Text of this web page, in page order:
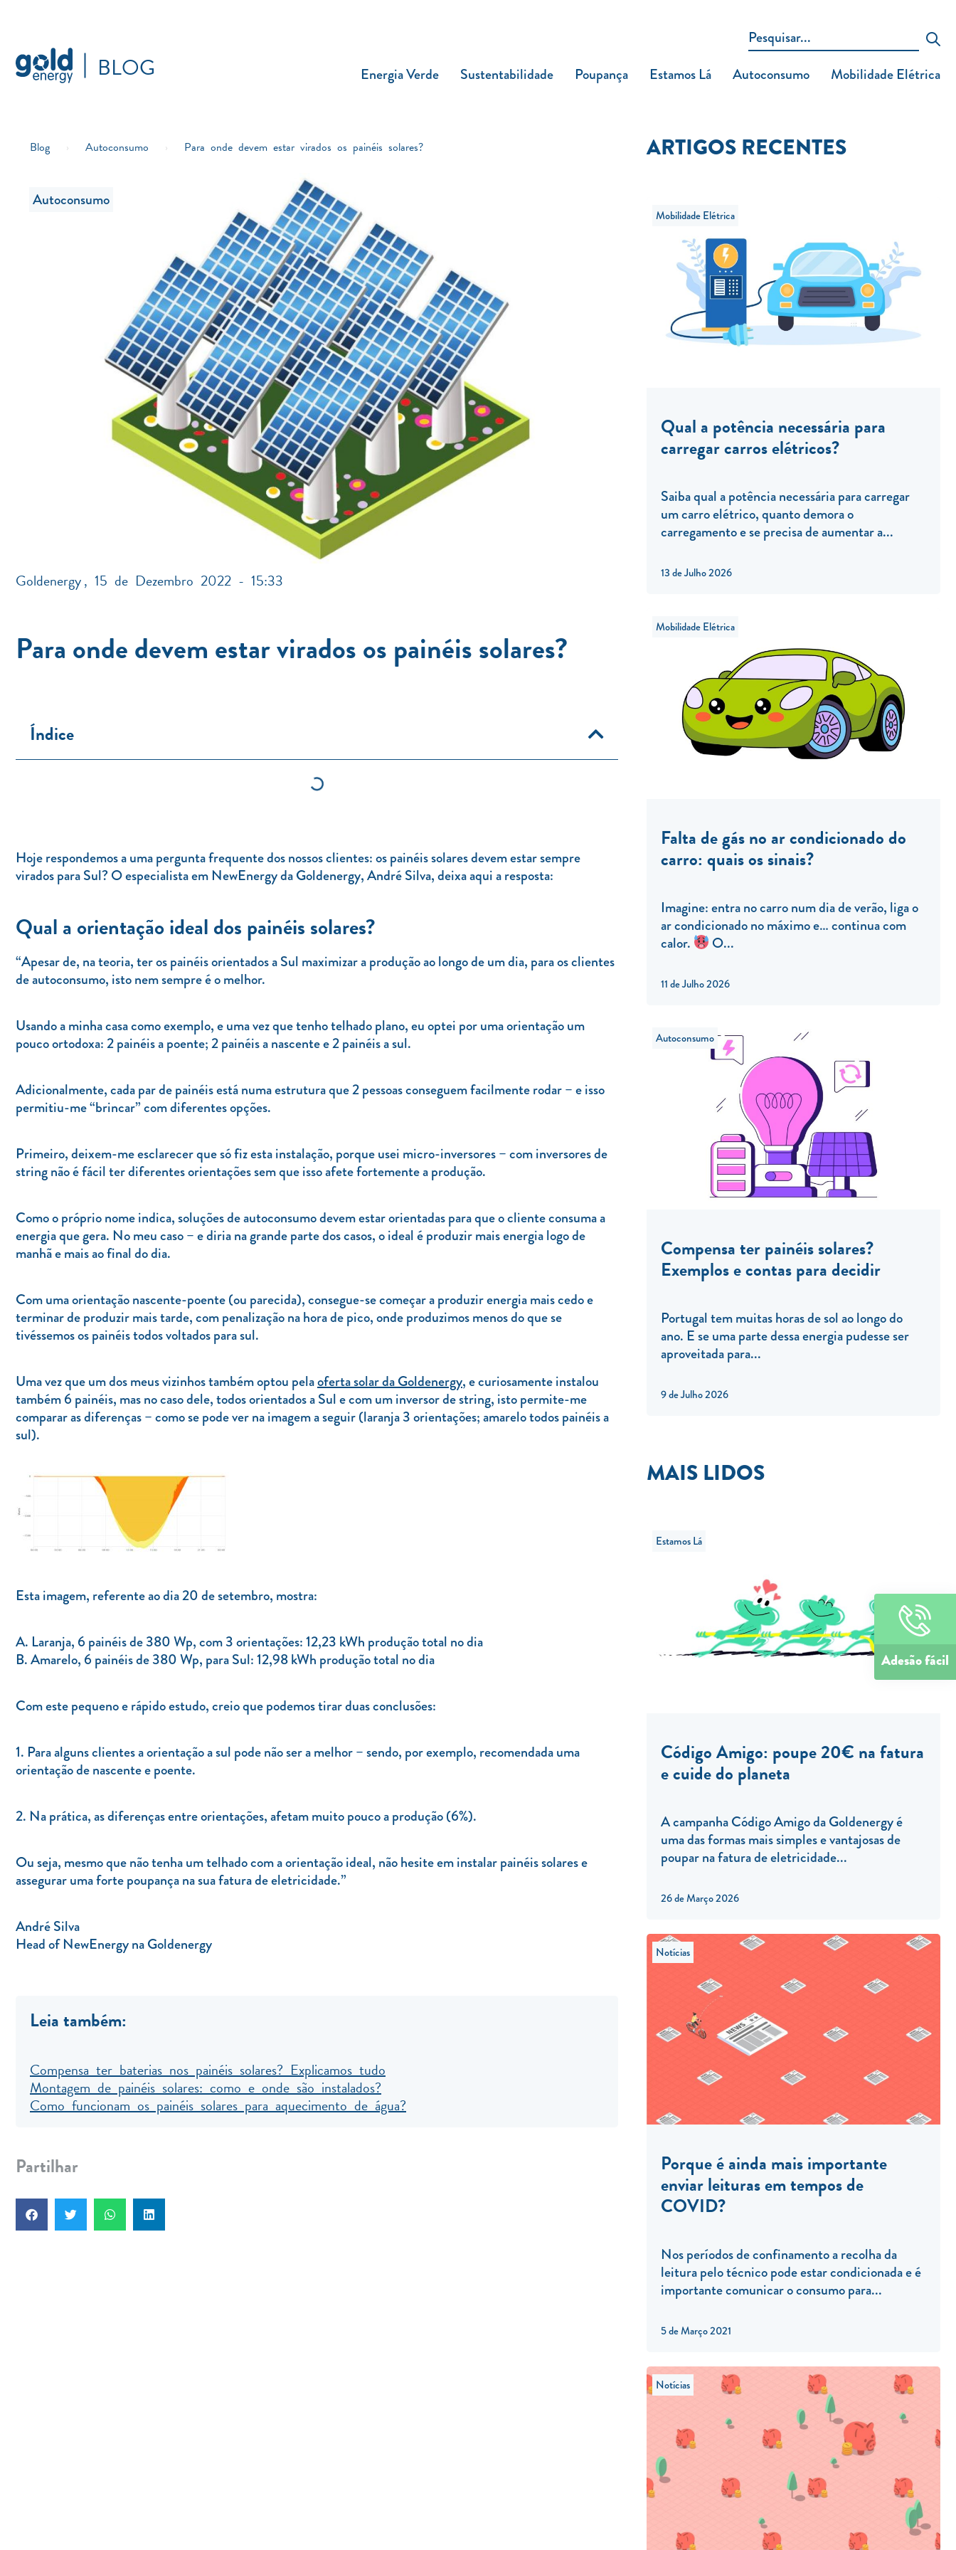
BLOG Energia Verde Sustentabilidade Poupança Estamos Lá Autoconsumo Mobilidade Elétrica
Blog › Autoconsumo › Para onde devem estar virados os painéis solares?
Autoconsumo
Goldenergy 15 de Dezembro 2022 - 15:33
Para onde devem estar virados os painéis solares?
Índice
Hoje respondemos a uma pergunta frequente dos nossos clientes: os painéis solares devem estar sempre
virados para Sul? O especialista em NewEnergy da Goldenergy, André Silva, deixa aqui a resposta:
Qual a orientação ideal dos painéis solares?
“Apesar de, na teoria, ter os painéis orientados a Sul maximizar a produção ao longo de um dia, para os clientes
de autoconsumo, isto nem sempre é o melhor.
Usando a minha casa como exemplo, e uma vez que tenho telhado plano, eu optei por uma orientação um
pouco ortodoxa: 2 painéis a poente; 2 painéis a nascente e 2 painéis a sul.
Adicionalmente, cada par de painéis está numa estrutura que 2 pessoas conseguem facilmente rodar – e isso
permitiu-me “brincar” com diferentes opções.
Primeiro, deixem-me esclarecer que só fiz esta instalação, porque usei micro-inversores – com inversores de
string não é fácil ter diferentes orientações sem que isso afete fortemente a produção.
Como o próprio nome indica, soluções de autoconsumo devem estar orientadas para que o cliente consuma a
energia que gera. No meu caso – e diria na grande parte dos casos, o ideal é produzir mais energia logo de
manhã e mais ao final do dia.
Com uma orientação nascente-poente (ou parecida), consegue-se começar a produzir energia mais cedo e
terminar de produzir mais tarde, com penalização na hora de pico, onde produzimos menos do que se
tivéssemos os painéis todos voltados para sul.
Uma vez que um dos meus vizinhos também optou pelaoferta solar da Goldenergy, e curiosamente instalou
também 6 painéis, mas no caso dele, todos orientados a Sul e com um inversor de string, isto permite-me
comparar as diferenças – como se pode ver na imagem a seguir (laranja 3 orientações; amarelo todos painéis a
sul).
Esta imagem, referente ao dia 20 de setembro, mostra:
A. Laranja, 6 painéis de 380 Wp, com 3 orientações: 12,23 kWh produção total no dia
B. Amarelo, 6 painéis de 380 Wp, para Sul: 12,98 kWh produção total no dia
Com este pequeno e rápido estudo, creio que podemos tirar duas conclusões:
1. Para alguns clientes a orientação a sul pode não ser a melhor – sendo, por exemplo, recomendada uma
orientação de nascente e poente.
2. Na prática, as diferenças entre orientações, afetam muito pouco a produção (6%).
Ou seja, mesmo que não tenha um telhado com a orientação ideal, não hesite em instalar painéis solares e
assegurar uma forte poupança na sua fatura de eletricidade.”
André Silva
Head of NewEnergy na Goldenergy
Leia também:
Compensa ter baterias nos painéis solares? Explicamos tudo
Montagem de painéis solares: como e onde são instalados?
Como funcionam os painéis solares para aquecimento de água?
Partilhar
ARTIGOS RECENTES
13 de Julho 2026
Mobilidade Elétrica
Qual a potência necessária para
carregar carros elétricos?
Saiba qual a potência necessária para carregar
um carro elétrico, quanto demora o
carregamento e se precisa de aumentar a...
11 de Julho 2026
Mobilidade Elétrica
Falta de gás no ar condicionado do
carro: quais os sinais?
Imagine: entra no carro num dia de verão, liga o
ar condicionado no máximo e… continua com
calor.
O...
9 de Julho 2026
Autoconsumo
Compensa ter painéis solares?
Exemplos e contas para decidir
Portugal tem muitas horas de sol ao longo do
ano. E se uma parte dessa energia pudesse ser
aproveitada para...
MAIS LIDOS
26 de Março 2026
Estamos Lá
Código Amigo: poupe 20€ na fatura
e cuide do planeta
A campanha Código Amigo da Goldenergy é
uma das formas mais simples e vantajosas de
poupar na fatura de eletricidade...
5 de Março 2021
Notícias
Porque é ainda mais importante
enviar leituras em tempos de
COVID?
Nos períodos de confinamento a recolha da
leitura pelo técnico pode estar condicionada e é
importante comunicar o consumo para...
Notícias
Adesão fácil